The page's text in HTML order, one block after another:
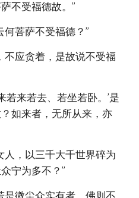
不受福德故。”
何菩萨不受福德？”
不应贪着，是故说不受福
若来若去、若坐若卧。’是
如来者，无所从来，亦
人，以三千大千世界碎为
宁为多不？”